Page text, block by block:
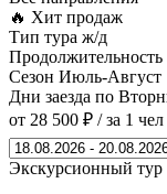
🔥 Хит продаж
Тип тура ж/д
Продолжительность
Сезон Июль-Август
Дни заезда по
от 28 500 ₽ / за 1 чел
Экскурсионный тур